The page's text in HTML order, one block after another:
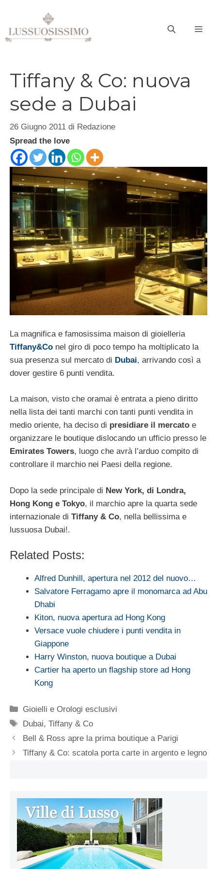
contenuto
Tiffany & Co: nuova
sede a Dubai
26 Giugno 2011 di Redazione
Spread the love
La magnifica e famosissima maison di gioielleria
Tiffany&Co nel giro di poco tempo ha moltiplicato la
sua presenza sul mercato di Dubai, arrivando così a
dover gestire 6 punti vendita.
La maison, visto che oramai è entrata a pieno diritto
nella lista dei tanti marchi con tanti punti vendita in
medio oriente, ha deciso di presidiare il mercato e
organizzare le boutique dislocando un ufficio presso le
Emirates Towers, luogo che avrà l’arduo compito di
controllare il marchio nei Paesi della regione.
Dopo la sede principale di New York, di Londra,
Hong Kong e Tokyo, il marchio apre la quarta sede
internazionale di Tiffany & Co, nella bellissima e
lussuosa Dubai!.
Related Posts:
Alfred Dunhill, apertura nel 2012 del nuovo…
Salvatore Ferragamo apre il monomarca ad Abu
Dhabi
Kiton, nuova apertura ad Hong Kong
Versace vuole chiudere i punti vendita in
Giappone
Harry Winston, nuova boutique a Dubai
Cartier ha aperto un flagship store ad Hong
Kong
Categorie
Gioielli e Orologi esclusivi
Tag
Dubai,Tiffany & Co
Bell & Ross apre la prima boutique a Parigi
Tiffany & Co: scatola porta carte in argento e legno